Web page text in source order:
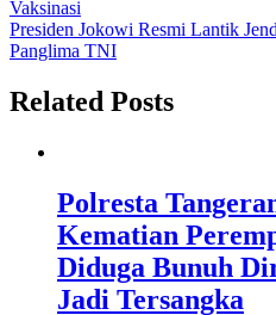
pos
Vaksinasi
Presiden Jokowi Resmi Lantik
Panglima TNI
Related Posts
Polresta
Kematian
Diduga Bunuh
Jadi Tersangka